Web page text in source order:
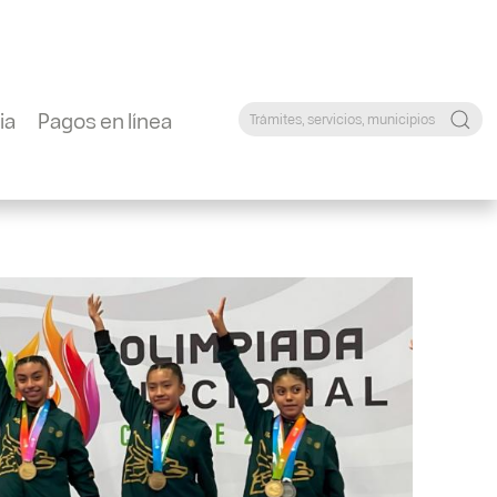
Pagos en línea